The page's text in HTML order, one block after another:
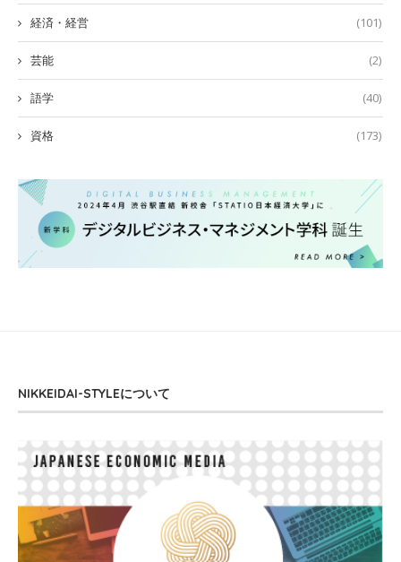
経済・経営 (101)
芸能 (2)
語学 (40)
資格 (173)
NIKKEIDAI-STYLEについて